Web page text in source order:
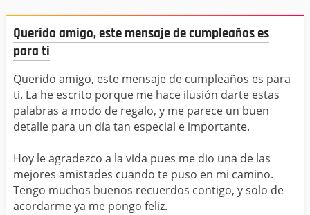
Querido amigo, este mensaje de cumpleaños es
para ti
Querido amigo, este mensaje de cumpleaños es para
ti. La he escrito porque me hace ilusión darte estas
palabras a modo de regalo, y me parece un buen
detalle para un día tan especial e importante.
Hoy le agradezco a la vida pues me dio una de las
mejores amistades cuando te puso en mi camino.
Tengo muchos buenos recuerdos contigo, y solo de
acordarme ya me pongo feliz.